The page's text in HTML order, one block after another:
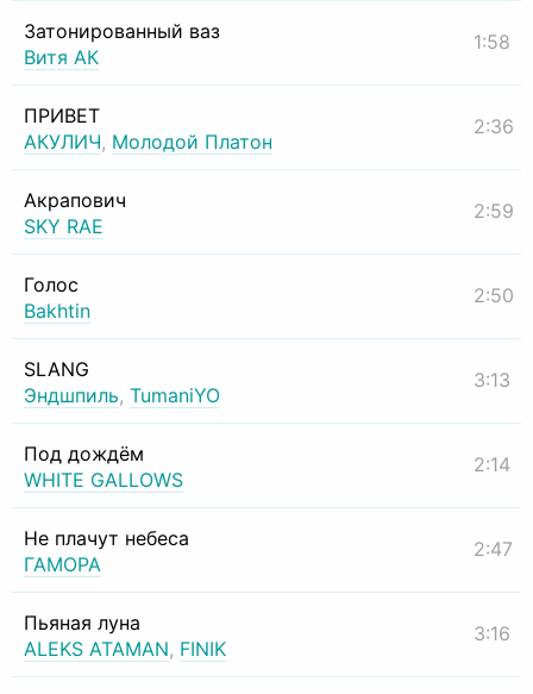
Затонированный ваз
Витя АК
1:58
ПРИВЕТ
АКУЛИЧ, Молодой Платон
2:36
Акрапович
SKY RAE
2:59
Голос
Bakhtin
2:50
SLANG
Эндшпиль, TumaniYO
3:13
Под дождём
WHITE GALLOWS
2:14
Не плачут небеса
ГАМОРА
2:47
Пьяная луна
ALEKS ATAMAN, FINIK
3:16